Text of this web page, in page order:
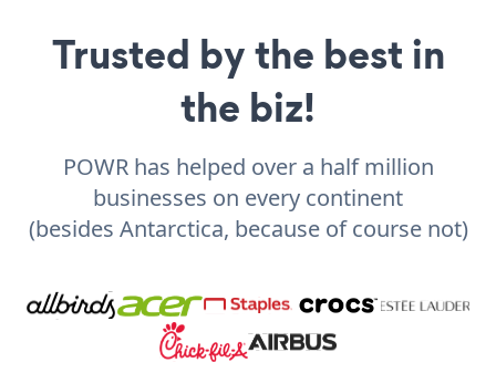
Trusted by the best in
the biz!
POWR has helped over a half million
businesses on every continent
(besides Antarctica, because of course not)